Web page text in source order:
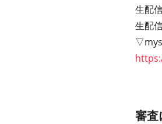
生配
生配
審査